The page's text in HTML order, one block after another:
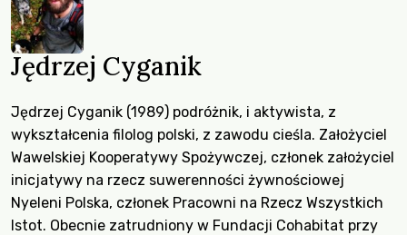
Jędrzej Cyganik
Jędrzej Cyganik (1989) podróżnik, i aktywista, z
wykształcenia filolog polski, z zawodu cieśla. Założyciel
Wawelskiej Kooperatywy Spożywczej, członek założyciel
inicjatywy na rzecz suwerenności żywnościowej
Nyeleni Polska, członek Pracowni na Rzecz Wszystkich
Istot. Obecnie zatrudniony w Fundacji Cohabitat przy